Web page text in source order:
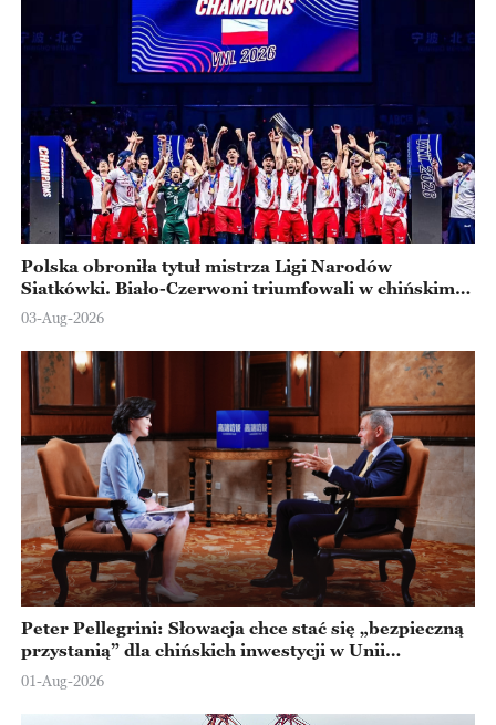
Polska obroniła tytuł mistrza Ligi Narodów
Siatkówki. Biało-Czerwoni triumfowali w chińskim
Ningbo
03-Aug-2026
Peter Pellegrini: Słowacja chce stać się „bezpieczną
przystanią” dla chińskich inwestycji w Unii
Europejskiej
01-Aug-2026